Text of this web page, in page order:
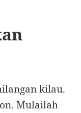
kilau.
Mulailah